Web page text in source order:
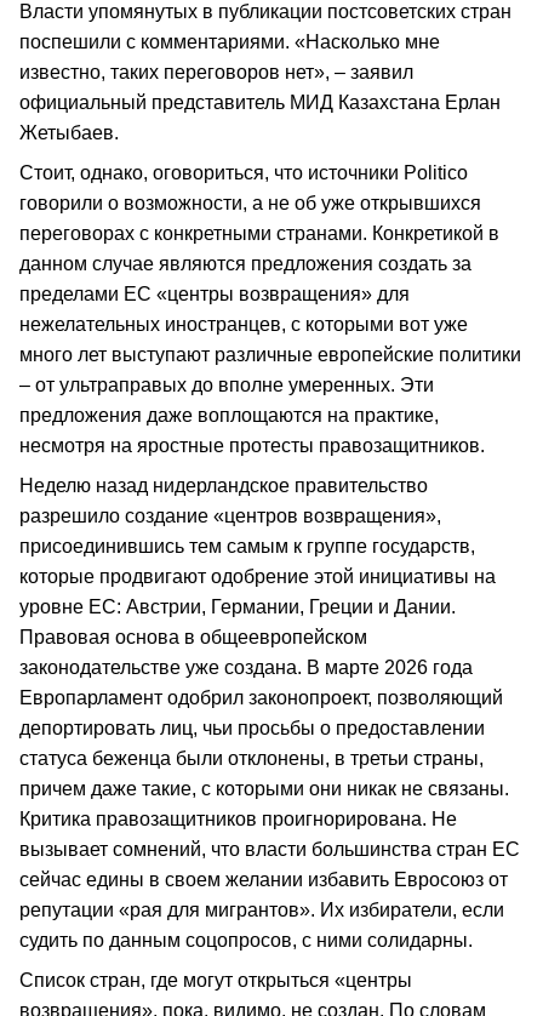
Власти упомянутых в публикации постсоветских стран
поспешили с комментариями. «Насколько мне
известно, таких переговоров нет», – заявил
официальный представитель МИД Казахстана Ерлан
Жетыбаев.
Стоит, однако, оговориться, что источники Politico
говорили о возможности, а не об уже открывшихся
переговорах с конкретными странами. Конкретикой в
данном случае являются предложения создать за
пределами ЕС «центры возвращения» для
нежелательных иностранцев, с которыми вот уже
много лет выступают различные европейские политики
– от ультраправых до вполне умеренных. Эти
предложения даже воплощаются на практике,
несмотря на яростные протесты правозащитников.
Неделю назад нидерландское правительство
разрешило создание «центров возвращения»,
присоединившись тем самым к группе государств,
которые продвигают одобрение этой инициативы на
уровне ЕС: Австрии, Германии, Греции и Дании.
Правовая основа в общеевропейском
законодательстве уже создана. В марте 2026 года
Европарламент одобрил законопроект, позволяющий
депортировать лиц, чьи просьбы о предоставлении
статуса беженца были отклонены, в третьи страны,
причем даже такие, с которыми они никак не связаны.
Критика правозащитников проигнорирована. Не
вызывает сомнений, что власти большинства стран ЕС
сейчас едины в своем желании избавить Евросоюз от
репутации «рая для мигрантов». Их избиратели, если
судить по данным соцопросов, с ними солидарны.
Список стран, где могут открыться «центры
возвращения», пока, видимо, не создан. По словам